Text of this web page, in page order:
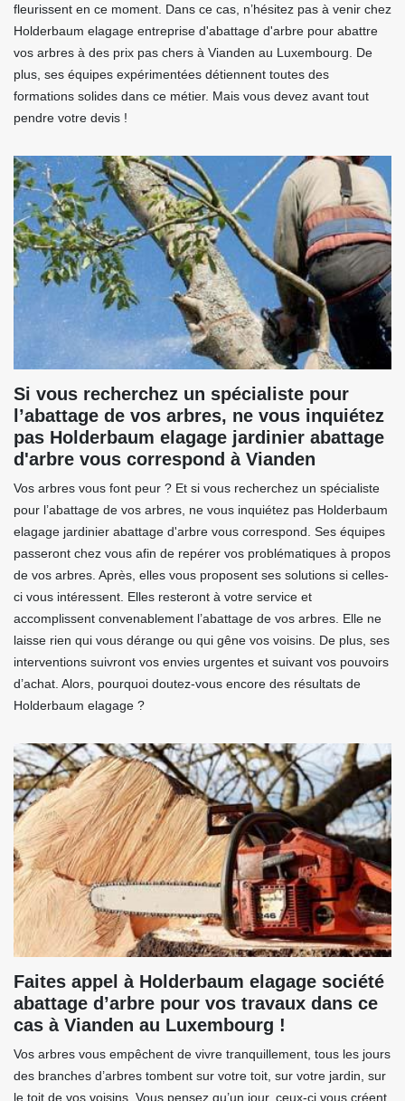
fleurissent en ce moment. Dans ce cas, n’hésitez pas à venir chez
Holderbaum elagage entreprise d'abattage d'arbre pour abattre
vos arbres à des prix pas chers à Vianden au Luxembourg. De
plus, ses équipes expérimentées détiennent toutes des
formations solides dans ce métier. Mais vous devez avant tout
pendre votre devis !
Si vous recherchez un spécialiste pour
l’abattage de vos arbres, ne vous inquiétez
pas Holderbaum elagage jardinier abattage
d'arbre vous correspond à Vianden
Vos arbres vous font peur ? Et si vous recherchez un spécialiste
pour l’abattage de vos arbres, ne vous inquiétez pas Holderbaum
elagage jardinier abattage d'arbre vous correspond. Ses équipes
passeront chez vous afin de repérer vos problématiques à propos
de vos arbres. Après, elles vous proposent ses solutions si celles-
ci vous intéressent. Elles resteront à votre service et
accomplissent convenablement l’abattage de vos arbres. Elle ne
laisse rien qui vous dérange ou qui gêne vos voisins. De plus, ses
interventions suivront vos envies urgentes et suivant vos pouvoirs
d’achat. Alors, pourquoi doutez-vous encore des résultats de
Holderbaum elagage ?
Faites appel à Holderbaum elagage société
abattage d’arbre pour vos travaux dans ce
cas à Vianden au Luxembourg !
Vos arbres vous empêchent de vivre tranquillement, tous les jours
des branches d’arbres tombent sur votre toit, sur votre jardin, sur
le toit de vos voisins. Vous pensez qu’un jour, ceux-ci vous créent